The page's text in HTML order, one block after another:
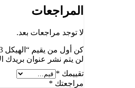
المراجعات
لا توجد مراجعات بعد.
كن أول من يقيم “الهيكل 3 ( فيزياء 11 )”
لن يتم نشر عنوان بريدك
تقييمك *
مراجعتك *